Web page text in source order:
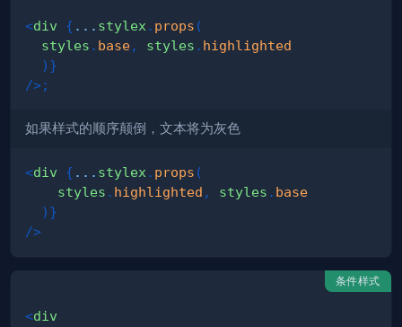
<div { ... stylex . props (
  styles
. base, styles . highlighted
) }
/>;
如果样式的顺序颠倒，文本将为灰色
<div { ... stylex . props (
    styles
. highlighted , styles . base
) }
/>
条件样式
<div